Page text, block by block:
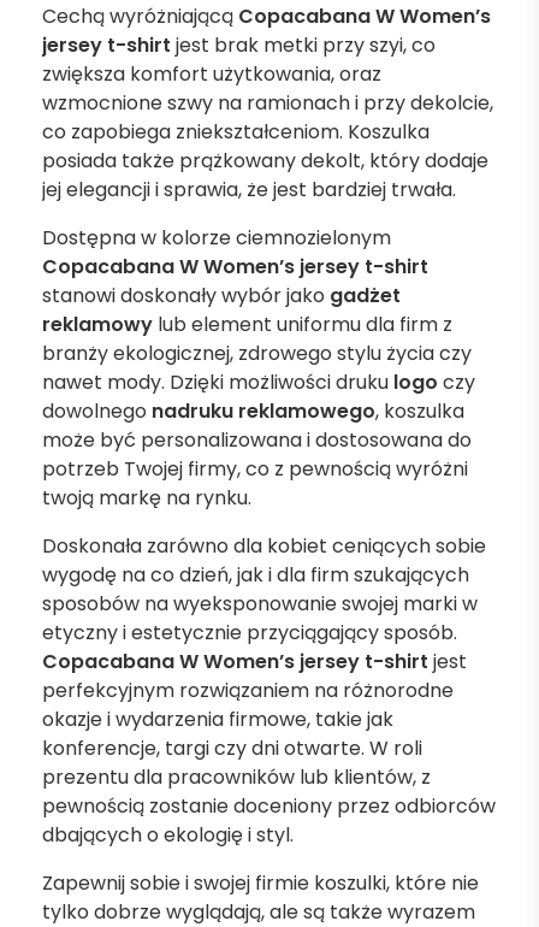
Cechą wyróżniającą Copacabana W Women’s
jersey t-shirt jest brak metki przy szyi, co
zwiększa komfort użytkowania, oraz
wzmocnione szwy na ramionach i przy dekolcie,
co zapobiega zniekształceniom. Koszulka
posiada także prążkowany dekolt, który dodaje
jej elegancji i sprawia, że jest bardziej trwała.
Dostępna w kolorze ciemnozielonym
Copacabana W Women’s jersey t-shirt
stanowi doskonały wybór jako gadżet
reklamowy lub element uniformu dla firm z
branży ekologicznej, zdrowego stylu życia czy
nawet mody. Dzięki możliwości druku logo czy
dowolnego nadruku reklamowego, koszulka
może być personalizowana i dostosowana do
potrzeb Twojej firmy, co z pewnością wyróżni
twoją markę na rynku.
Doskonała zarówno dla kobiet ceniących sobie
wygodę na co dzień, jak i dla firm szukających
sposobów na wyeksponowanie swojej marki w
etyczny i estetycznie przyciągający sposób.
Copacabana W Women’s jersey t-shirt jest
perfekcyjnym rozwiązaniem na różnorodne
okazje i wydarzenia firmowe, takie jak
konferencje, targi czy dni otwarte. W roli
prezentu dla pracowników lub klientów, z
pewnością zostanie doceniony przez odbiorców
dbających o ekologię i styl.
Zapewnij sobie i swojej firmie koszulki, które nie
tylko dobrze wyglądają, ale są także wyrazem